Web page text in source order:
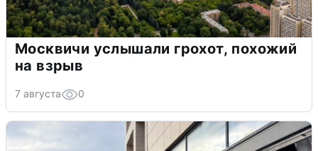
Москвичи услышали грохот, похожий
на взрыв
7 августа 0